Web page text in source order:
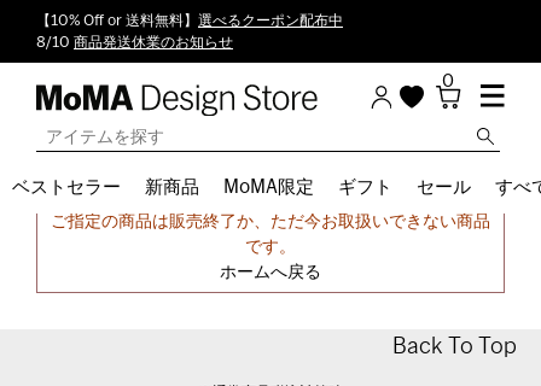
【10% Off or 送料無料】 選べるクーポン配布中
8/10 商品発送休業のお知らせ
0
ベストセラー 新商品 MoMA限定 ギフト セール すべ
申し訳ございません。
ご指定の商品は販売終了か、ただ今お取扱いできない商品
です。
ホームへ戻る
Back To Top